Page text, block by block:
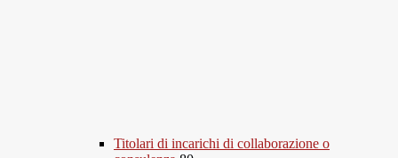
Titolari di incarichi di collaborazione o